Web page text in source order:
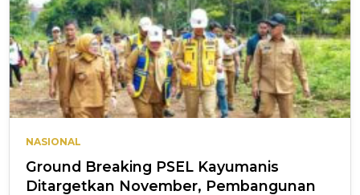
NASIONAL
Ground Breaking PSEL Kayumanis
Ditargetkan November, Pembangunan